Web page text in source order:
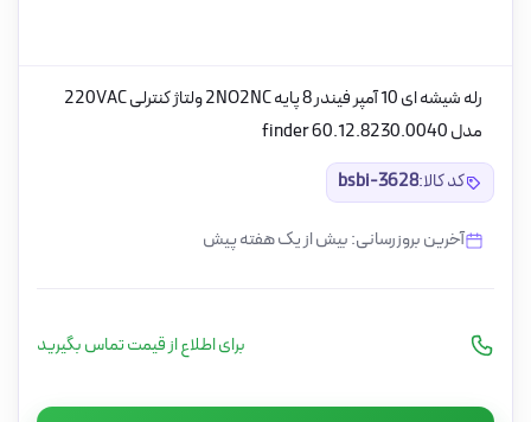
رله شیشه ای 10 آمپر فیندر 8 پایه 2NO2NC ولتاژ کنترلی 220VAC
مدل finder 60.12.8230.0040
کد کالا:bsbi-3628
آخرین بروزرسانی: بیش از یک هفته پیش
برای اطلاع از قیمت تماس بگیرید